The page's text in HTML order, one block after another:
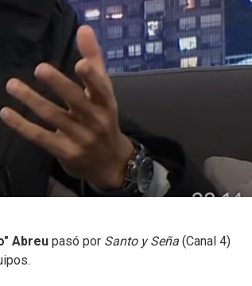
Abreu pasó por Santo y Seña (Canal 4)